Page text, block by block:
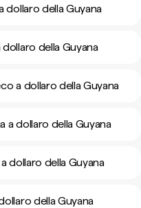
dollaro della Guyana
della Guyana
a dollaro della Guyana
a dollaro della Guyana
dollaro della Guyana
della Guyana